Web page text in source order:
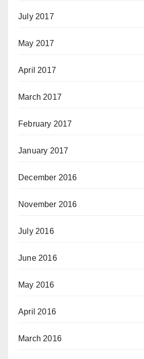
July 2017
May 2017
April 2017
March 2017
February 2017
January 2017
December 2016
November 2016
July 2016
June 2016
May 2016
April 2016
March 2016